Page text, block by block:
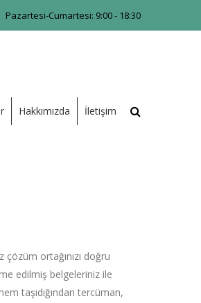
Pazartesi-Cumartesi: 9:00 - 18:30
Hakkımızda İletişim
ortağınızı doğru
edilmiş belgeleriniz ile
taşıdığından tercüman,